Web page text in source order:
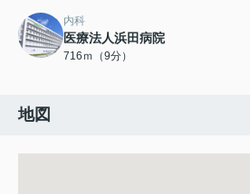
内科
医療法人浜田病院
716ｍ（9分）
地図